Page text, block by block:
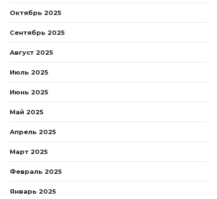
Октябрь 2025
Сентябрь 2025
Август 2025
Июль 2025
Июнь 2025
Май 2025
Апрель 2025
Март 2025
Февраль 2025
Январь 2025